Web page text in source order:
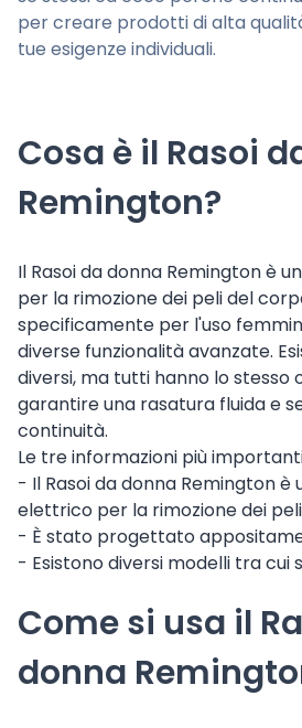
per creare prodotti di alta
tue esigenze individuali.
Cosa è il Rasoi
Remington?
Il Rasoi da donna Remington è
per la rimozione dei peli del
specificamente per l'uso
diverse funzionalità avanzate.
diversi, ma tutti hanno lo stesso
garantire una rasatura fluida e
continuità.
Le tre informazioni più
- Il Rasoi da donna Remington è
elettrico per la rimozione dei
- È stato progettato
- Esistono diversi modelli tra cui
Come si usa il
donna